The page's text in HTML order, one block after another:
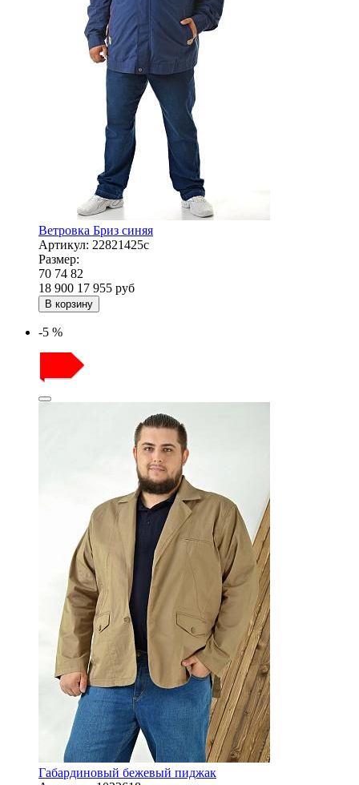
Ветровка Бриз синяя
Артикул: 22821425с
Размер:
70 74 82
18 900 17 955 руб
В корзину
-5 %
Габардиновый бежевый пиджак